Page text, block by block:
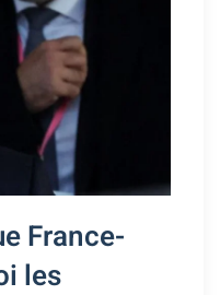
France-
les